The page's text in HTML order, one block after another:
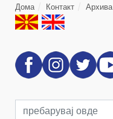
Дома Контакт Архива